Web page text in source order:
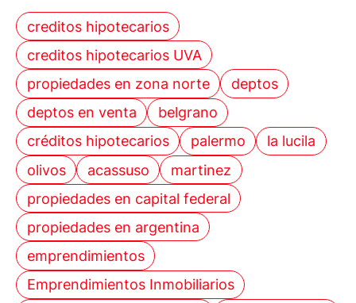
creditos hipotecarios
creditos hipotecarios UVA
propiedades en zona norte
deptos
deptos en venta
belgrano
créditos hipotecarios
palermo
la lucila
olivos
acassuso
martinez
propiedades en capital federal
propiedades en argentina
emprendimientos
Emprendimientos Inmobiliarios